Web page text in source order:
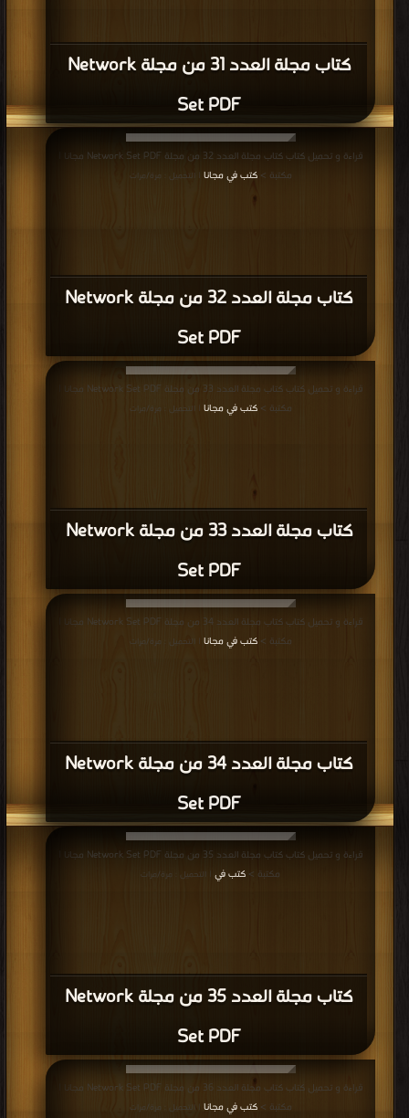
كتاب مجلة العدد 31 من مجلة Network
Set PDF
كتاب مجلة العدد 32 من مجلة Network
Set PDF
قراءة و تحميل كتاب كتاب مجلة العدد 32 من مجلة Network Set PDF مجانا |
مكتبة >كتب في مجانا | التحميل : مرة/مرات
كتاب مجلة العدد 33 من مجلة Network
Set PDF
قراءة و تحميل كتاب كتاب مجلة العدد 33 من مجلة Network Set PDF مجانا |
مكتبة >كتب في مجانا | التحميل : مرة/مرات
كتاب مجلة العدد 34 من مجلة Network
Set PDF
قراءة و تحميل كتاب كتاب مجلة العدد 34 من مجلة Network Set PDF مجانا |
مكتبة >كتب في مجانا | التحميل : مرة/مرات
كتاب مجلة العدد 35 من مجلة Network
Set PDF
قراءة و تحميل كتاب كتاب مجلة العدد 35 من مجلة Network Set PDF مجانا |
مكتبة > كتب في | التحميل : مرة/مرات
قراءة و تحميل كتاب كتاب مجلة العدد 36 من مجلة Network Set PDF مجانا |
مكتبة >كتب في مجانا | التحميل : مرة/مرات